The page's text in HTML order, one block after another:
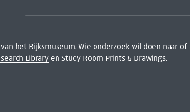
het Rijksmuseum. Wie onderzoek wil doen naar
Libraryen Study Room Prints & Drawings.